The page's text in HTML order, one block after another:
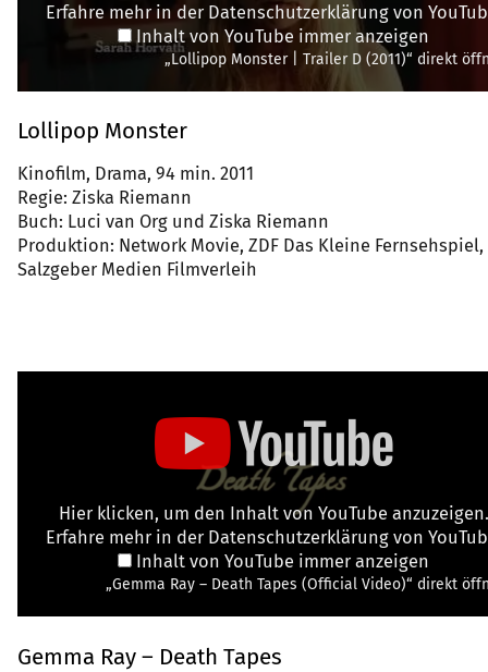
Erfahre mehr in der Datenschutzerklärung von
Inhalt von YouTube immer anzeigen
„Lollipop Monster | Trailer D (2011)“ direkt
Lollipop Monster
Kinofilm, Drama, 94 min. 2011
Regie: Ziska Riemann
Buch: Luci van Org und Ziska Riemann
Produktion: Network Movie, ZDF Das Kleine Fernsehspiel,
Salzgeber Medien Filmverleih
Hier klicken, um den Inhalt von YouTube anzuzeigen.
Erfahre mehr in der Datenschutzerklärung von
Inhalt von YouTube immer anzeigen
„Gemma Ray – Death Tapes (Official Video)“ direkt
Gemma Ray – Death Tapes